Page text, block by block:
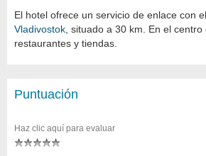
El hotel ofrece un servicio de enlace con
Vladivostok , situado a 30 km. En el
restaurantes y tiendas.
Puntuación
Haz clic aquí para evaluar